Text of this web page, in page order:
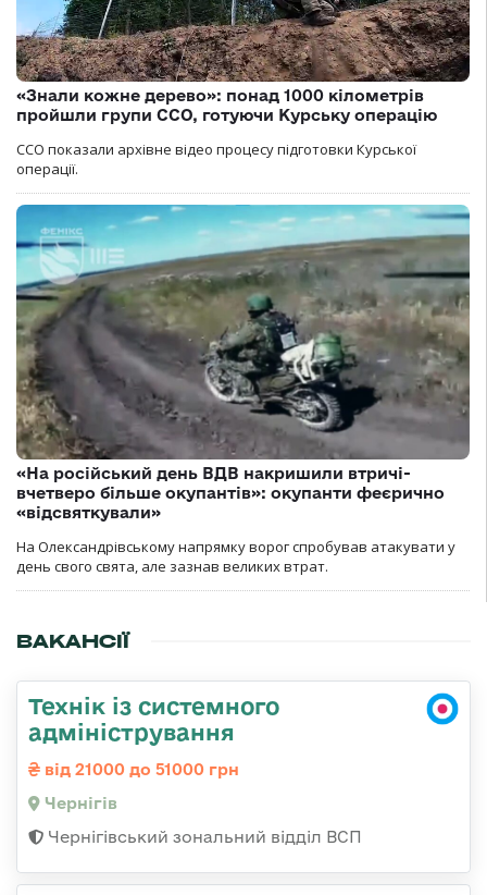
«Знали кожне дерево»: понад 1000 кілометрів
пройшли групи ССО, готуючи Курську операцію
ССО показали архівне відео процесу підготовки Курської
операції.
«На російський день ВДВ накришили втричі-
вчетверо більше окупантів»: окупанти феєрично
«відсвяткували»
На Олександрівському напрямку ворог спробував атакувати у
день свого свята, але зазнав великих втрат.
ВАКАНСІЇ
Технік із системного
адміністрування
від 21000 до 51000 грн
Чернігів
Чернігівський зональний відділ ВСП